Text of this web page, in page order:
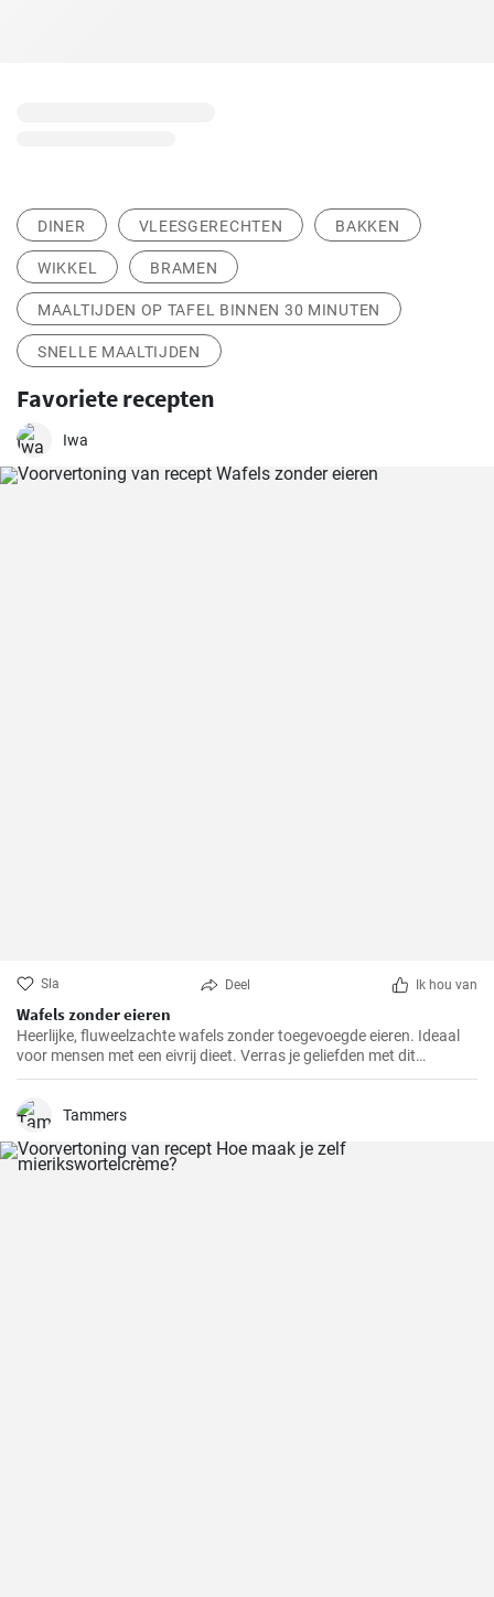
DINER VLEESGERECHTEN BAKKEN
WIKKEL BRAMEN
MAALTIJDEN OP TAFEL BINNEN 30 MINUTEN
SNELLE MAALTIJDEN
Favoriete recepten
Iwa
Sla Deel Ik hou van
Wafels zonder eieren
Heerlijke, fluweelzachte wafels zonder toegevoegde eieren. Ideaal
voor mensen met een eivrij dieet. Verras je geliefden met dit
prachtige alternatief voor traditionele wafels.
Tammers